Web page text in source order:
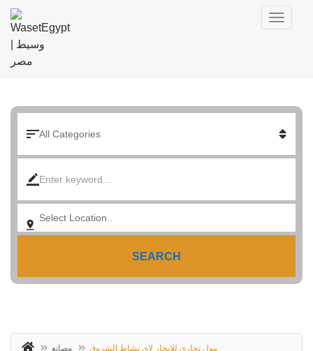
SEARCH
مصانع مول تجارى للايجار لاى نشاط الشروق